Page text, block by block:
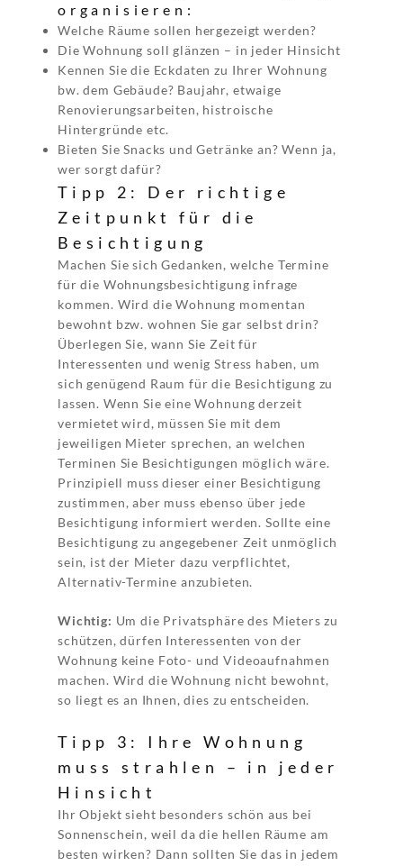
organisieren:
Welche Räume sollen hergezeigt werden?
Die Wohnung soll glänzen – in jeder Hinsicht
Kennen Sie die Eckdaten zu Ihrer Wohnung
bw. dem Gebäude? Baujahr, etwaige
Renovierungsarbeiten, histroische
Hintergründe etc.
Bieten Sie Snacks und Getränke an? Wenn ja,
wer sorgt dafür?
Tipp 2: Der richtige
Zeitpunkt für die
Besichtigung
Machen Sie sich Gedanken, welche Termine
für die Wohnungsbesichtigung infrage
kommen. Wird die Wohnung momentan
bewohnt bzw. wohnen Sie gar selbst drin?
Überlegen Sie, wann Sie Zeit für
Interessenten und wenig Stress haben, um
sich genügend Raum für die Besichtigung zu
lassen. Wenn Sie eine Wohnung derzeit
vermietet wird, müssen Sie mit dem
jeweiligen Mieter sprechen, an welchen
Terminen Sie Besichtigungen möglich wäre.
Prinzipiell muss dieser einer Besichtigung
zustimmen, aber muss ebenso über jede
Besichtigung informiert werden. Sollte eine
Besichtigung zu angegebener Zeit unmöglich
sein, ist der Mieter dazu verpflichtet,
Alternativ-Termine anzubieten.
Wichtig: Um die Privatsphäre des Mieters zu
schützen, dürfen Interessenten von der
Wohnung keine Foto- und Videoaufnahmen
machen. Wird die Wohnung nicht bewohnt,
so liegt es an Ihnen, dies zu entscheiden.
Tipp 3: Ihre Wohnung
muss strahlen – in jeder
Hinsicht
Ihr Objekt sieht besonders schön aus bei
Sonnenschein, weil da die hellen Räume am
besten wirken? Dann sollten Sie das in jedem